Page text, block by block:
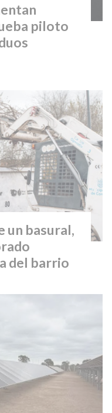
piloto
un basural,
del barrio